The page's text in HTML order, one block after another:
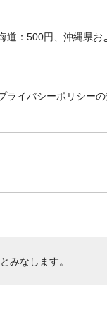
：500円、沖縄県
イバシーポリシーの
みなします。